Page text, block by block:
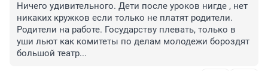
Ничего удивительного. Дети после уроков нигде , нет
никаких кружков если только не платят родители.
Родители на работе. Государству плевать, только в
уши льют как комитеты по делам молодежи бороздят
большой театр...